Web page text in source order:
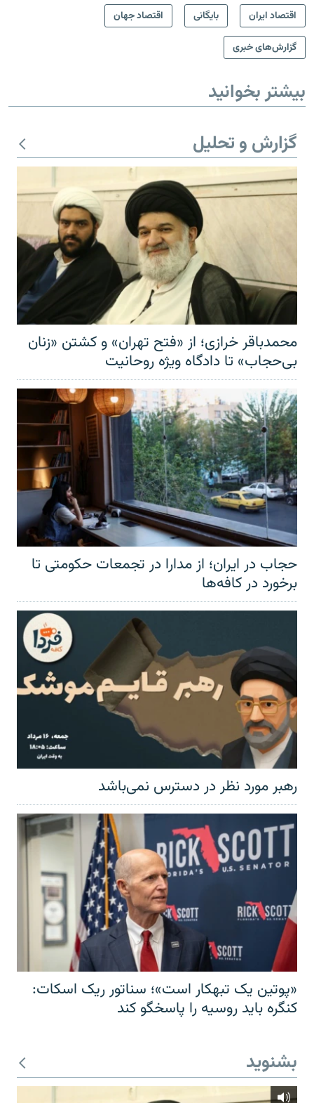
اقتصاد ایران بایگانی اقتصاد جهان
گزارش‌های خبری
بیشتر بخوانید
گزارش و تحلیل
محمدباقر خرازی؛ از «فتح تهران» و کشتن «زنان
بی‌حجاب» تا دادگاه ویژه روحانیت
حجاب در ایران؛ از مدارا در تجمعات حکومتی تا
برخورد در کافه‌ها
رهبر مورد نظر در دسترس نمی‌باشد
«پوتین یک تبهکار است»؛ سناتور ریک اسکات:
کنگره باید روسیه را پاسخگو کند
بشنوید